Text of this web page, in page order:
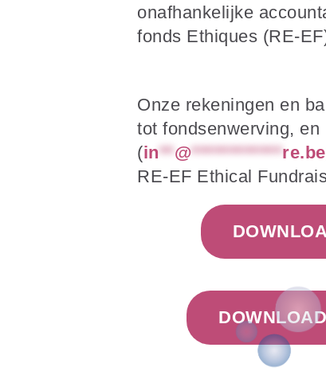
onafhankelijke
fonds Ethiques (RE-
Onze rekeningen en
tot fondsenwerving,
(in**@************re.be
RE-EF Ethical